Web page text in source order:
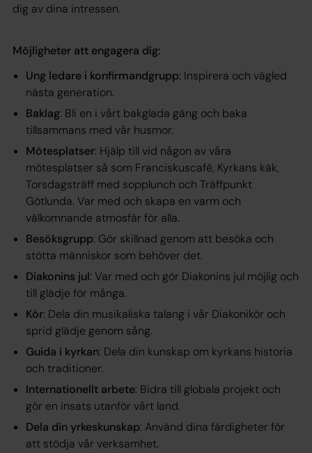
dig av dina intressen.
Möjligheter att engagera dig:
Ung ledare i konfirmandgrupp: Inspirera och vägled
nästa generation.
Baklag: Bli en i vårt bakglada gäng och baka
tillsammans med vår husmor.
Mötesplatser: Hjälp till vid någon av våra
mötesplatser så som Franciskuscafé, Kyrkans käk,
Torsdagsträff med sopplunch och Träffpunkt
Götlunda. Var med och skapa en varm och
välkomnande atmosfär för alla.
Besöksgrupp: Gör skillnad genom att besöka och
stötta människor som behöver det.
Diakonins jul: Var med och gör Diakonins jul möjlig och
till glädje för många.
Kör: Dela din musikaliska talang i vår Diakonikör och
sprid glädje genom sång.
Guida i kyrkan: Dela din kunskap om kyrkans historia
och traditioner.
Internationellt arbete: Bidra till globala projekt och
gör en insats utanför vårt land.
Dela din yrkeskunskap: Använd dina färdigheter för
att stödja vår verksamhet.